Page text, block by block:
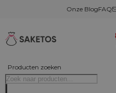
Onze BlogFAQ
Producten zoeken